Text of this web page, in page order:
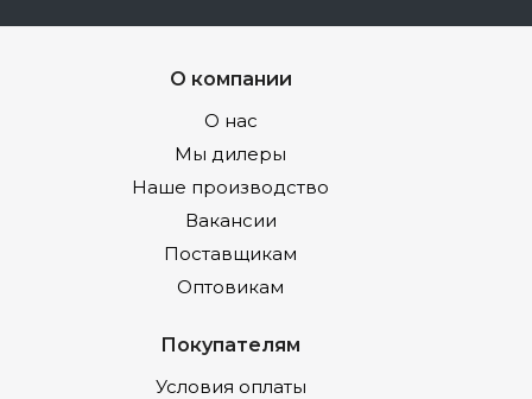
О компании
О нас
Мы дилеры
Наше производство
Вакансии
Поставщикам
Оптовикам
Покупателям
Условия оплаты